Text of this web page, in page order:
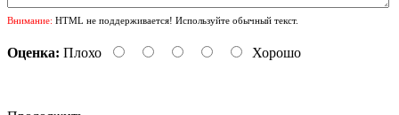
Внимание: HTML не поддерживается! Используйте обычный текст.
Оценка: Плохо Хорошо